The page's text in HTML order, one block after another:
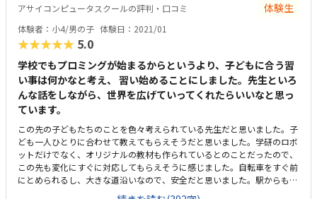
囲気だと思います３年しばりがまず長いと思います １年もしくは２年で
通える キットは持ち帰りできる もしくは教室で貸し出しをする（有
料） など 月謝が高額なぶんそういった点でハードルをさげたらいいと
思いますせっかくかようのであれば 家でもキットを使ってプログラミン
グしたいなと思います 紛失や破損など理由は理解できますが先生が優し
く 教材も楽しかったです 身近な信号機を作って点灯したり点滅したり
して楽しく遊んでしました
アサイコンピュータスクールの評判・口コミ 体験生
体験者：小4/男の子 体験日：2021/01
★★★★★ 5.0
学校でもプロミングが始まるからというより、子どもに合う習
い事は何かなと考え、 習い始めることにしました。先生といろ
んな話をしながら、世界を広げていってくれたらいいなと思っ
ています。
この先の子どもたちのことを色々考えられている先生だと思いました。子
ども一人ひとりに合わせて教えてもらえそうだと思いました。学研のロボ
ットだけでなく、オリジナルの教材も作られているとのことだったので、
この先も変化にすぐに対応してもらえそうに感じました。自転車をすぐ前
にとめられるし、大きな道沿いなので、安全だと思いました。駅からも歩
いて5分ぐらいで便利です。ゆったりとパソコンが配置されていて、他の